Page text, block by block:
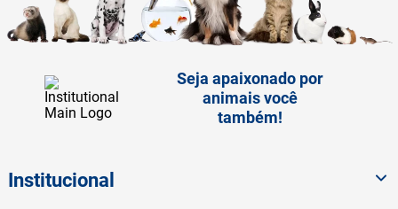
Seja apaixonado por
animais você
também!
Institucional